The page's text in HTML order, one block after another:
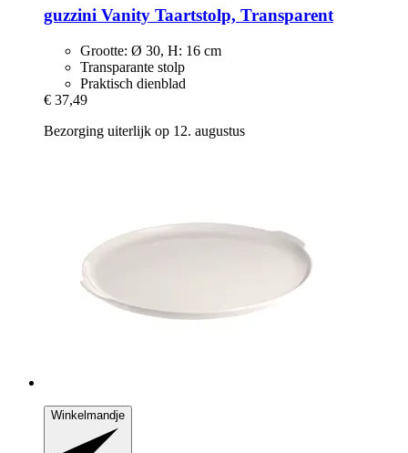
guzzini Vanity Taartstolp, Transparent
Grootte: Ø 30, H: 16 cm
Transparante stolp
Praktisch dienblad
€ 37,49
Bezorging uiterlijk op 12. augustus
Winkelmandje